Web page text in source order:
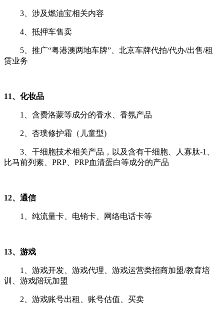
3、涉及燃油宝相关内容
4、抵押车售卖
5、推广“粤港澳两地车牌”、北京车牌代拍/代办/出售/租
赁业务
11、化妆品
1、含费洛蒙等成分的香水、香氛产品
2、杏璞修护霜（儿童型)
3、干细胞技术相关产品，以及含有干细胞、人寡肽-1、
比马前列素、PRP、PRP血清蛋白等成分的产品
12、通信
1、纯流量卡、电销卡、网络电话卡等
13、游戏
1、游戏开发、游戏代理、游戏运营类招商加盟/教育培
训、游戏陪玩加盟
2、游戏账号出租、账号估值、买卖